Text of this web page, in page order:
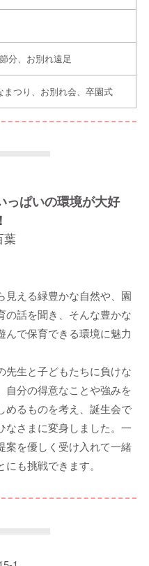
分、お別れ遠足
まつり、お別れ会、卒園式
っぱいの環境が大好
見える緑豊かな自然や、園
の話を聞き、そんな豊かな
んで保育できる環境に魅力
先生と子どもたちに負けな
自分の得意なことや強みを
めるものを考え、誕生会で
なさまに変身しました。一
案を優しく受け入れて一緒
も挑戦できます。